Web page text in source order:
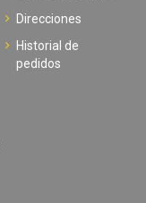
Direcciones
Historial de
pedidos